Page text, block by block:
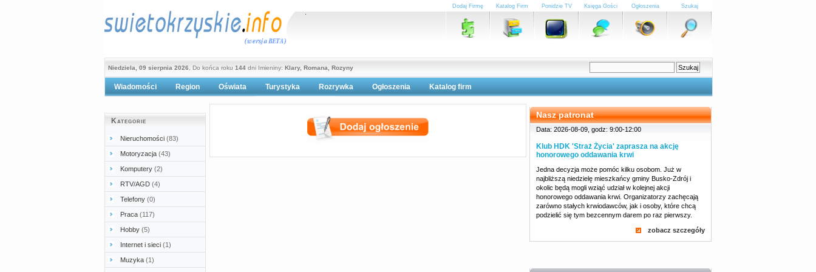
Szukaj
Ogłoszenia
Księga Gości
Ponidzie TV
Katalog Firm
Dodaj Firmę
Niedziela, 09 sierpnia 2026 , Do końca roku 144 dni Imieniny: Klary, Romana, Rozyny
Wiadomości Region Oświata Turystyka
Polityka prywatności
Rozrywka Ogłoszenia Katalog firm
Kategorie
Nieruchomości (83)
Motoryzacja (43)
Komputery (2)
RTV/AGD (4)
Telefony (0)
Praca (117)
Hobby (5)
Internet i sieci (1)
Muzyka (1)
Nasz patronat
Data: 2026-08-09, godz: 9:00-12:00
Klub HDK 'Straż Życia' zaprasza na akcję
honorowego oddawania krwi
Jedna decyzja może pomóc kilku osobom. Już w
najbliższą niedzielę mieszkańcy gminy Busko-Zdrój i
okolic będą mogli wziąć udział w kolejnej akcji
honorowego oddawania krwi. Organizatorzy zachęcają
zarówno stałych krwiodawców, jak i osoby, które chcą
podzielić się tym bezcennym darem po raz pierwszy.
zobacz szczegóły